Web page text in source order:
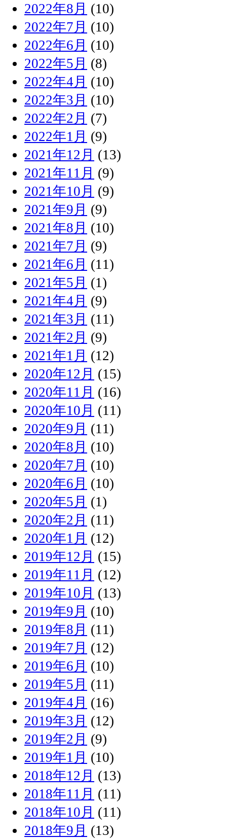
2022年8月 (10)
2022年7月 (10)
2022年6月 (10)
2022年5月 (8)
2022年4月 (10)
2022年3月 (10)
2022年2月 (7)
2022年1月 (9)
2021年12月 (13)
2021年11月 (9)
2021年10月 (9)
2021年9月 (9)
2021年8月 (10)
2021年7月 (9)
2021年6月 (11)
2021年5月 (1)
2021年4月 (9)
2021年3月 (11)
2021年2月 (9)
2021年1月 (12)
2020年12月 (15)
2020年11月 (16)
2020年10月 (11)
2020年9月 (11)
2020年8月 (10)
2020年7月 (10)
2020年6月 (10)
2020年5月 (1)
2020年2月 (11)
2020年1月 (12)
2019年12月 (15)
2019年11月 (12)
2019年10月 (13)
2019年9月 (10)
2019年8月 (11)
2019年7月 (12)
2019年6月 (10)
2019年5月 (11)
2019年4月 (16)
2019年3月 (12)
2019年2月 (9)
2019年1月 (10)
2018年12月 (13)
2018年11月 (11)
2018年10月 (11)
2018年9月 (13)